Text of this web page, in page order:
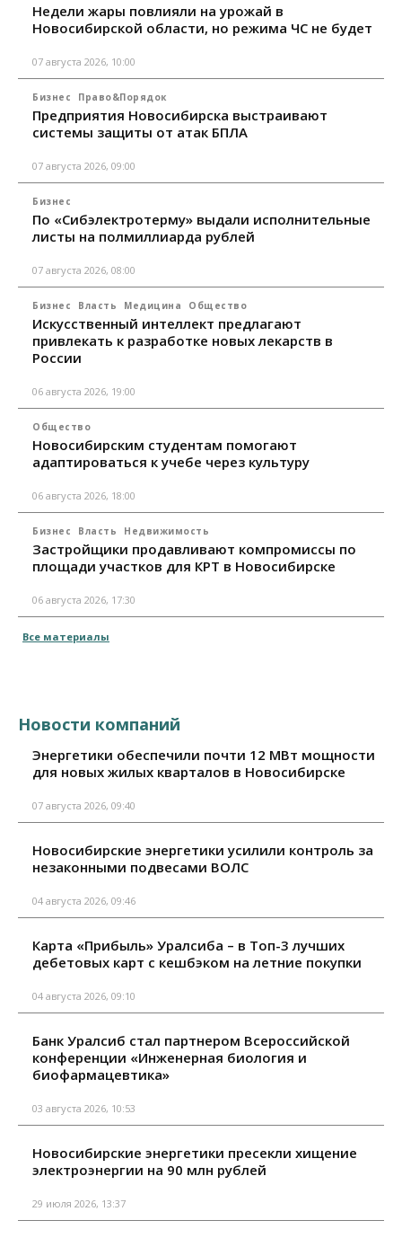
Недели жары повлияли на урожай в
Новосибирской области, но режима ЧС не будет
07 августа 2026, 10:00
Бизнес Право&Порядок
Предприятия Новосибирска выстраивают
системы защиты от атак БПЛА
07 августа 2026, 09:00
Бизнес
По «Сибэлектротерму» выдали исполнительные
листы на полмиллиарда рублей
07 августа 2026, 08:00
Бизнес Власть Медицина Общество
Искусственный интеллект предлагают
привлекать к разработке новых лекарств в
России
06 августа 2026, 19:00
Общество
Новосибирским студентам помогают
адаптироваться к учебе через культуру
06 августа 2026, 18:00
Бизнес Власть Недвижимость
Застройщики продавливают компромиссы по
площади участков для КРТ в Новосибирске
06 августа 2026, 17:30
Все материалы
Новости компаний
Энергетики обеспечили почти 12 МВт мощности
для новых жилых кварталов в Новосибирске
07 августа 2026, 09:40
Новосибирские энергетики усилили контроль за
незаконными подвесами ВОЛС
04 августа 2026, 09:46
Карта «Прибыль» Уралсиба – в Топ-3 лучших
дебетовых карт с кешбэком на летние покупки
04 августа 2026, 09:10
Банк Уралсиб стал партнером Всероссийской
конференции «Инженерная биология и
биофармацевтика»
03 августа 2026, 10:53
Новосибирские энергетики пресекли хищение
электроэнергии на 90 млн рублей
29 июля 2026, 13:37